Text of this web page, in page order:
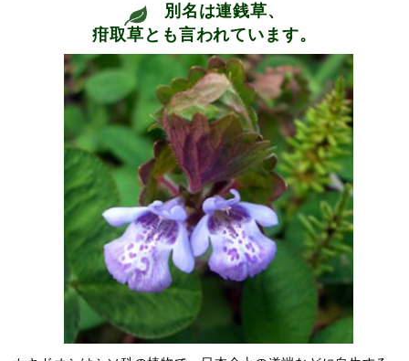
別名は連銭草、
疳取草とも言われています。